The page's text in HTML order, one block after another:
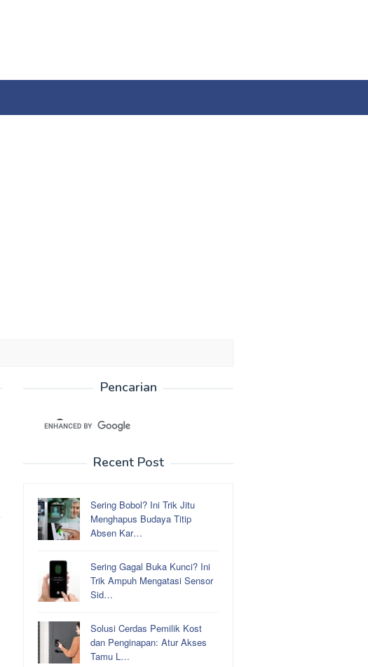
Pencarian
Recent Post
Sering Bobol? Ini Trik Jitu
Menghapus Budaya Titip
Absen Kar…
Sering Gagal Buka Kunci? Ini
Trik Ampuh Mengatasi Sensor
Sid…
Solusi Cerdas Pemilik Kost
dan Penginapan: Atur Akses
Tamu L…